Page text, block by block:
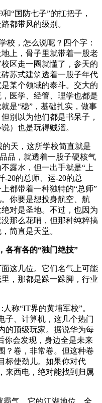
“国防七子”的扛把子，
都带风的级别。
校，怎么说呢？四个字：
上，骨子里就带着一股老
区走一圈就懂了，参天的
苏式建筑透着一股子年代
某个领域的泰斗。交大的
医学、经管、理学也都是
是“稳”，基础扎实，做事
别以为他们都是书呆子，
）也是玩得贼溜。
的天，这所学校简直就是
品，就透着一股子硬核气
露水，但一出手就是“上
-20的总师、运-20的总
都带着一种独特的“总师”
你要是想投身航空、航
对是圣地。不过，也因为
那么花哨，但那种纯粹搞
简直是天堂。
各有各的“独门绝技”
这几位。它们名气上可能
，那都是跺一跺脚，行业
:人称“IT界的黄埔军校”。
子、计算机，这几个热门
的顶级玩家。据说华为每
你会发现，身边全是未来
？卷，非常卷。但这种卷
标使劲儿。如果你对代
来西电，绝对能找到归属